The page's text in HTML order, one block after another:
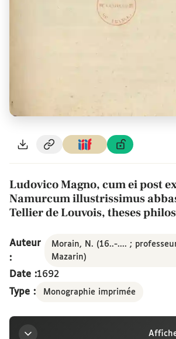
Ludovico Magno, cum ei post
Namurcum illustrissimus
Tellier de Louvois, theses
Auteur
:
Morain, N. (16..-.... ;
Mazarin)
Date :1692
Type :
Monographie imprimée